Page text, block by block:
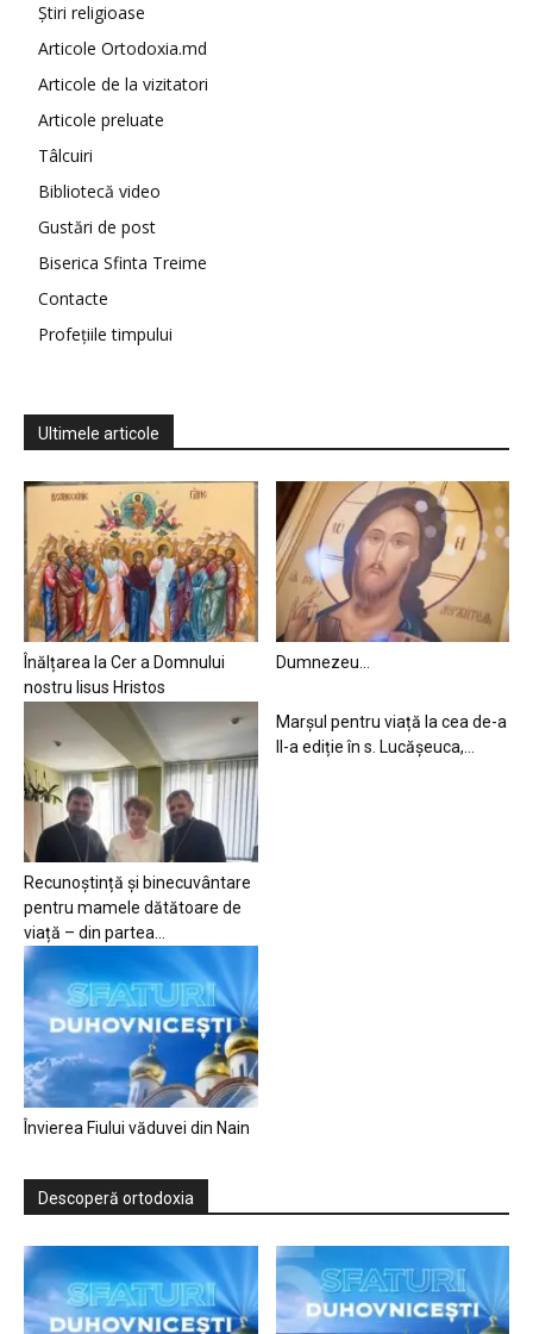
Știri religioase
Articole Ortodoxia.md
Articole de la vizitatori
Articole preluate
Tâlcuiri
Bibliotecă video
Gustări de post
Biserica Sfinta Treime
Contacte
Profețiile timpului
Ultimele articole
Înălțarea la Cer a Domnului
nostru Iisus Hristos
Dumnezeu…
Recunoștință și binecuvântare
pentru mamele dătătoare de
viață – din partea...
Marșul pentru viață la cea de-a
II-a ediție în s. Lucășeuca,...
Învierea Fiului văduvei din Nain
Descoperă ortodoxia